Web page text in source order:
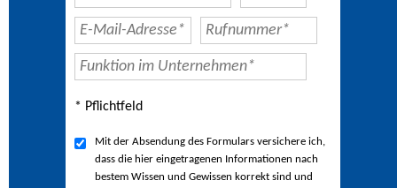
* Pflichtfeld
Mit der Absendung des Formulars versichere ich,
dass die hier eingetragenen Informationen nach
bestem Wissen und Gewissen korrekt sind und